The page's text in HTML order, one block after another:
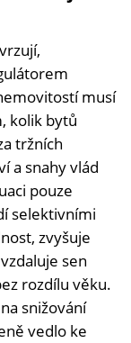
musí
kolik bytů
tržních
a snahy vlád
pouze
selektivními
zvyšuje
sen
rozdílu věku.
snižování
vedlo ke